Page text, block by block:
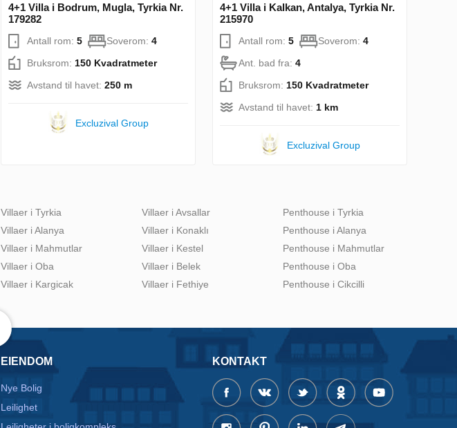
4+1 Villa i Bodrum, Mugla, Tyrkia Nr.
179282
Antall rom: 5 Soverom: 4
Bruksrom: 150 Kvadratmeter
Avstand til havet: 250 m
Excluzival Group
4+1 Villa i Kalkan, Antalya, Tyrkia Nr.
215970
Antall rom: 5 Soverom: 4
Ant. bad fra: 4
Bruksrom: 150 Kvadratmeter
Avstand til havet: 1 km
Excluzival Group
Villaer i Tyrkia
Villaer i Alanya
Villaer i Mahmutlar
Villaer i Oba
Villaer i Kargicak
Villaer i Avsallar
Villaer i Konaklı
Villaer i Kestel
Villaer i Belek
Villaer i Fethiye
Penthouse i Tyrkia
Penthouse i Alanya
Penthouse i Mahmutlar
Penthouse i Oba
Penthouse i Cikcilli
EIENDOM
Nye Bolig
Leilighet
KONTAKT